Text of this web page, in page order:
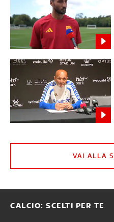
VAI ALLA
CALCIO: SCELTI PER TE